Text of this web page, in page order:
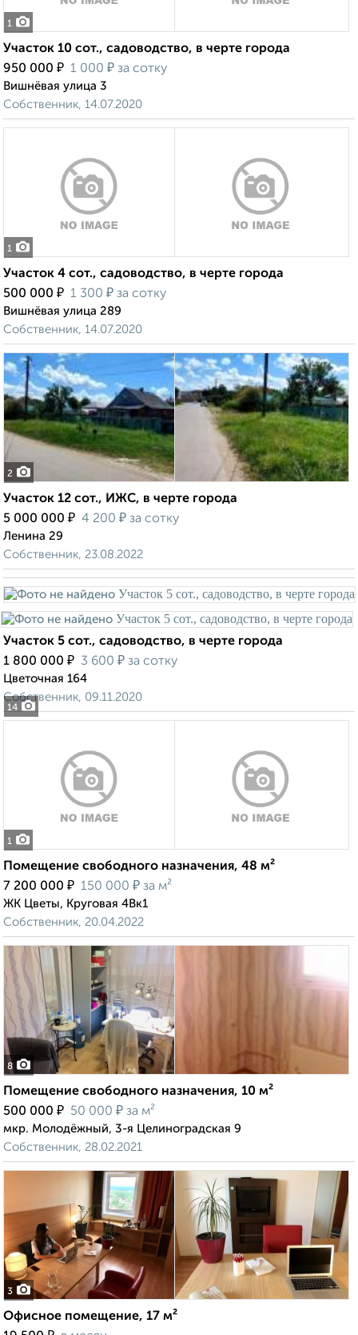
1
Участок 10 сот., садоводство, в черте города
950 000 ₽ 1 000 ₽ за сотку
Вишнёвая улица 3
Собственник, 14.07.2020
1
Участок 4 сот., садоводство, в черте города
500 000 ₽ 1 300 ₽ за сотку
Вишнёвая улица 289
Собственник, 14.07.2020
2
Участок 12 сот., ИЖС, в черте города
5 000 000 ₽ 4 200 ₽ за сотку
Ленина 29
Собственник, 23.08.2022
14
Участок 5 сот., садоводство, в черте города
1 800 000 ₽ 3 600 ₽ за сотку
Цветочная 164
Собственник, 09.11.2020
1
Помещение свободного назначения, 48 м²
7 200 000 ₽ 150 000 ₽ за м²
ЖК Цветы, Круговая 4Вк1
Собственник, 20.04.2022
8
Помещение свободного назначения, 10 м²
500 000 ₽ 50 000 ₽ за м²
мкр. Молодёжный, 3-я Целиноградская 9
Собственник, 28.02.2021
3
Офисное помещение, 17 м²